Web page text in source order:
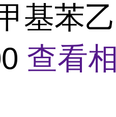
基苯乙
查看